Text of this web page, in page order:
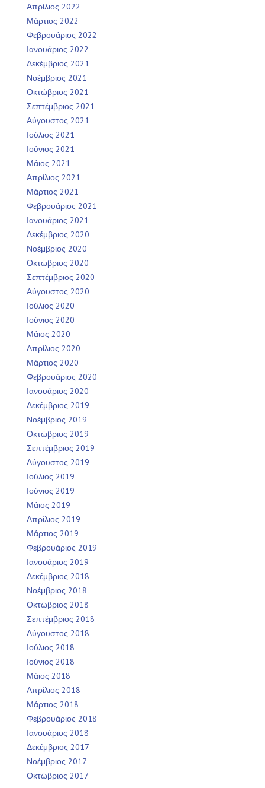
Απρίλιος 2022
Μάρτιος 2022
Φεβρουάριος 2022
Ιανουάριος 2022
Δεκέμβριος 2021
Νοέμβριος 2021
Οκτώβριος 2021
Σεπτέμβριος 2021
Αύγουστος 2021
Ιούλιος 2021
Ιούνιος 2021
Μάιος 2021
Απρίλιος 2021
Μάρτιος 2021
Φεβρουάριος 2021
Ιανουάριος 2021
Δεκέμβριος 2020
Νοέμβριος 2020
Οκτώβριος 2020
Σεπτέμβριος 2020
Αύγουστος 2020
Ιούλιος 2020
Ιούνιος 2020
Μάιος 2020
Απρίλιος 2020
Μάρτιος 2020
Φεβρουάριος 2020
Ιανουάριος 2020
Δεκέμβριος 2019
Νοέμβριος 2019
Οκτώβριος 2019
Σεπτέμβριος 2019
Αύγουστος 2019
Ιούλιος 2019
Ιούνιος 2019
Μάιος 2019
Απρίλιος 2019
Μάρτιος 2019
Φεβρουάριος 2019
Ιανουάριος 2019
Δεκέμβριος 2018
Νοέμβριος 2018
Οκτώβριος 2018
Σεπτέμβριος 2018
Αύγουστος 2018
Ιούλιος 2018
Ιούνιος 2018
Μάιος 2018
Απρίλιος 2018
Μάρτιος 2018
Φεβρουάριος 2018
Ιανουάριος 2018
Δεκέμβριος 2017
Νοέμβριος 2017
Οκτώβριος 2017